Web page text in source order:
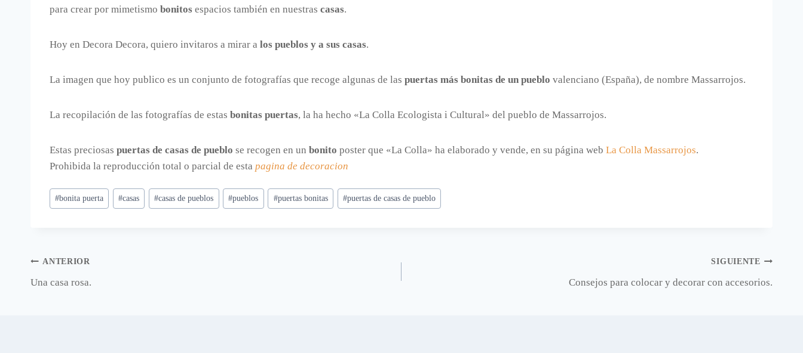
para crear por mimetismo bonitos espacios también en nuestras casas.
Hoy en Decora Decora, quiero invitaros a mirar a los pueblos y a sus casas.
La imagen que hoy publico es un conjunto de fotografías que recoge algunas de las puertas más bonitas de un pueblo valenciano (España), de nombre Massarrojos.
La recopilación de las fotografías de estas bonitas puertas, la ha hecho «La Colla Ecologista i Cultural» del pueblo de Massarrojos.
Estas preciosas puertas de casas de pueblo se recogen en un bonito poster que «La Colla» ha elaborado y vende, en su página web La Colla Massarrojos.
Prohibida la reproducción total o parcial de esta pagina de decoracion
Etiquetas
de
#bonita puerta #casas #casas de pueblos #pueblos #puertas bonitas #puertas de casas de pueblo
Navegación
de
ANTERIOR
Una casa rosa.
SIGUIENTE
Consejos para colocar y decorar con accesorios.